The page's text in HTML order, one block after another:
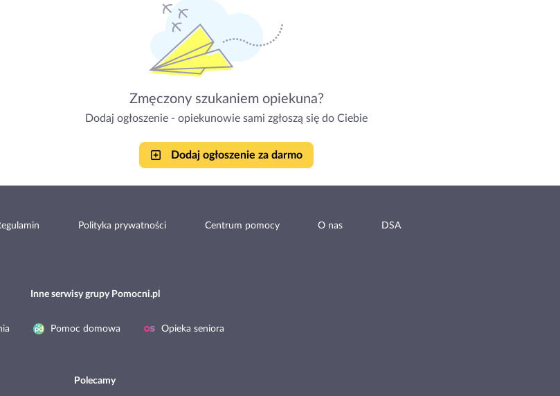
Zmęczony szukaniem opiekuna?
Dodaj ogłoszenie - opiekunowie sami zgłoszą się do Ciebie
Dodaj ogłoszenie za darmo
Polityka prywatności Centrum pomocy O nas DSA
Inne serwisy grupy Pomocni.pl
Pomoc domowa Opieka seniora
Polecamy